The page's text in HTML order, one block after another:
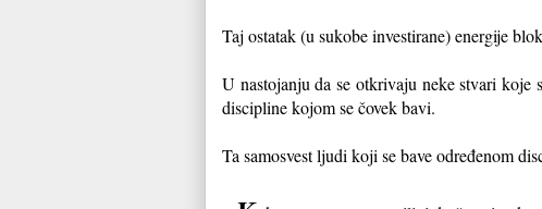
Taj ostatak (u sukobe investirane) energije
U nastojanju da se otkrivaju neke stvari koje
discipline kojom se čovek bavi.
Ta samosvest ljudi koji se bave određenom